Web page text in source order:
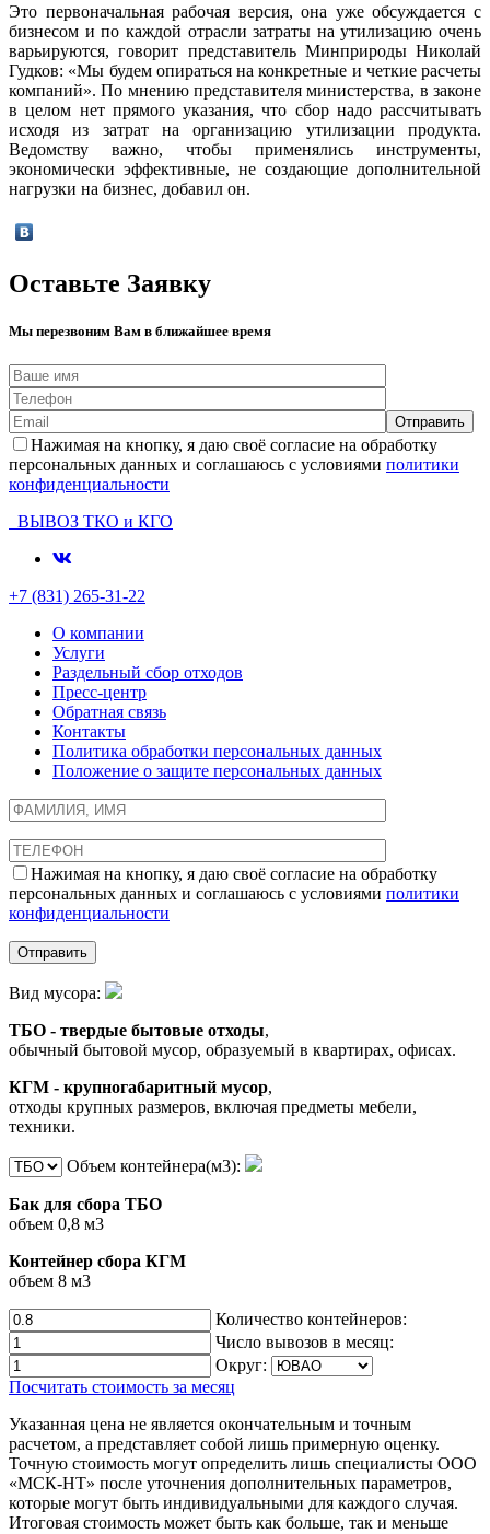
Это первоначальная рабочая версия, она уже обсуждается с
бизнесом и по каждой отрасли затраты на утилизацию очень
варьируются, говорит представитель Минприроды Николай
Гудков: «Мы будем опираться на конкретные и четкие расчеты
компаний». По мнению представителя министерства, в законе
в целом нет прямого указания, что сбор надо рассчитывать
исходя из затрат на организацию утилизации продукта.
Ведомству важно, чтобы применялись инструменты,
экономически эффективные, не создающие дополнительной
нагрузки на бизнес, добавил он.
Оставьте Заявку
Мы перезвоним Вам в ближайшее время
Нажимая на кнопку, я даю своё согласие на обработку
персональных данных и соглашаюсь с условиями политики
конфиденциальности
ВЫВОЗ ТКО и КГО
+7 (831) 265-31-22
О компании
Услуги
Раздельный сбор отходов
Пресс-центр
Обратная связь
Контакты
Политика обработки персональных данных
Положение о защите персональных данных
Нажимая на кнопку, я даю своё согласие на обработку
персональных данных и соглашаюсь с условиями политики
конфиденциальности
Вид мусора:
ТБО - твердые бытовые отходы,
обычный бытовой мусор, образуемый в квартирах, офисах.
КГМ - крупногабаритный мусор,
отходы крупных размеров, включая предметы мебели,
техники.
Объем контейнера(м3):
Бак для сбора ТБО
объем 0,8 м3
Контейнер сбора КГМ
объем 8 м3
Количество контейнеров:
Число вывозов в месяц:
Округ:
Посчитать стоимость за месяц
Указанная цена не является окончательным и точным
расчетом, а представляет собой лишь примерную оценку.
Точную стоимость могут определить лишь специалисты ООО
«МСК-НТ» после уточнения дополнительных параметров,
которые могут быть индивидуальными для каждого случая.
Итоговая стоимость может быть как больше, так и меньше